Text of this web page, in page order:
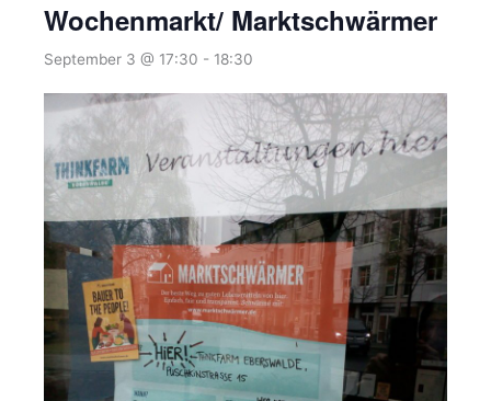
Wochenmarkt/ Marktschwärmer
September 3 @ 17:30 - 18:30